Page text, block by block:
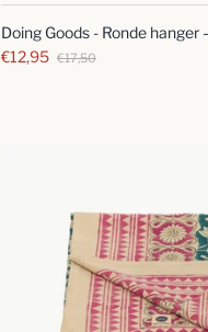
Doing Goods - Ronde hanger
€12,95 €17,50